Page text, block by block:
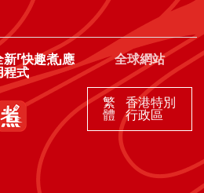
新「快趣煮」應
程式
全球網站
繁
體
香港特別
行政區